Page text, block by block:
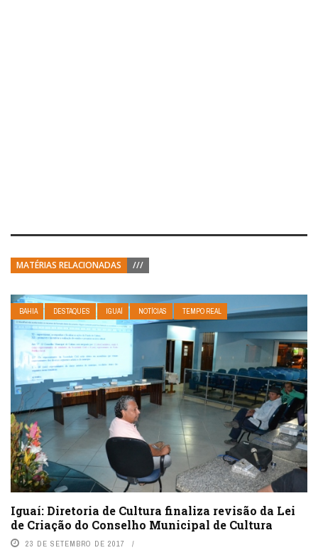
MATÉRIAS RELACIONADAS ///
BAHIA DESTAQUES IGUAÍ NOTÍCIAS TEMPO REAL
Iguaí: Diretoria de Cultura finaliza revisão da Lei
de Criação do Conselho Municipal de Cultura
23 DE SETEMBRO DE 2017